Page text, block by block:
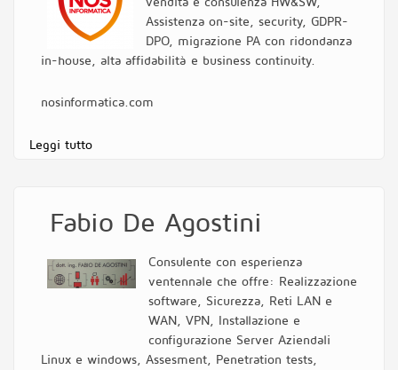
Assistenza on-site, security, GDPR-
DPO, migrazione PA con ridondanza
in-house, alta affidabilità e business continuity.
nosinformatica.com
Leggi tutto
Fabio De Agostini
Consulente con esperienza
ventennale che offre: Realizzazione
software, Sicurezza, Reti LAN e
WAN, VPN, Installazione e
configurazione Server Aziendali
Linux e windows, Assesment, Penetration tests,